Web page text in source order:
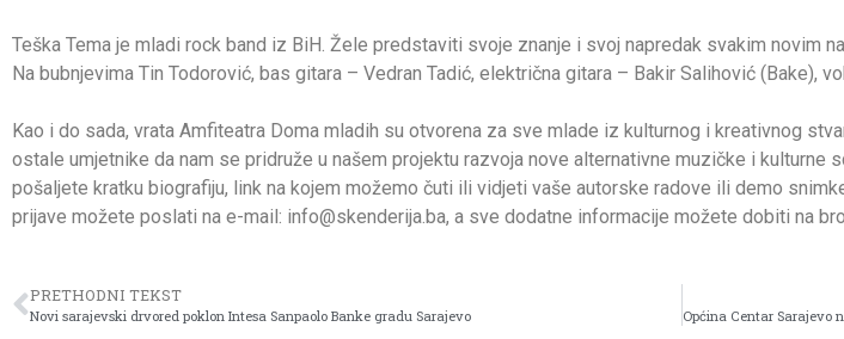
Teška Tema je mladi rock band iz BiH. Žele predstaviti svoje znanje i svoj napredak svakim novim
Na bubnjevima Tin Todorović, bas gitara – Vedran Tadić, električna gitara – Bakir Salihović (Bake),
Kao i do sada, vrata Amfiteatra Doma mladih su otvorena za sve mlade iz kulturnog i kreativnog
ostale umjetnike da nam se pridruže u našem projektu razvoja nove alternativne muzičke i kulturne
pošaljete kratku biografiju, link na kojem možemo čuti ili vidjeti vaše autorske radove ili demo
prijave možete poslati na e-mail: info@skenderija.ba, a sve dodatne informacije možete dobiti na
PRETHODNI TEKST
Novi sarajevski drvored poklon Intesa Sanpaolo Banke gradu Sarajevo